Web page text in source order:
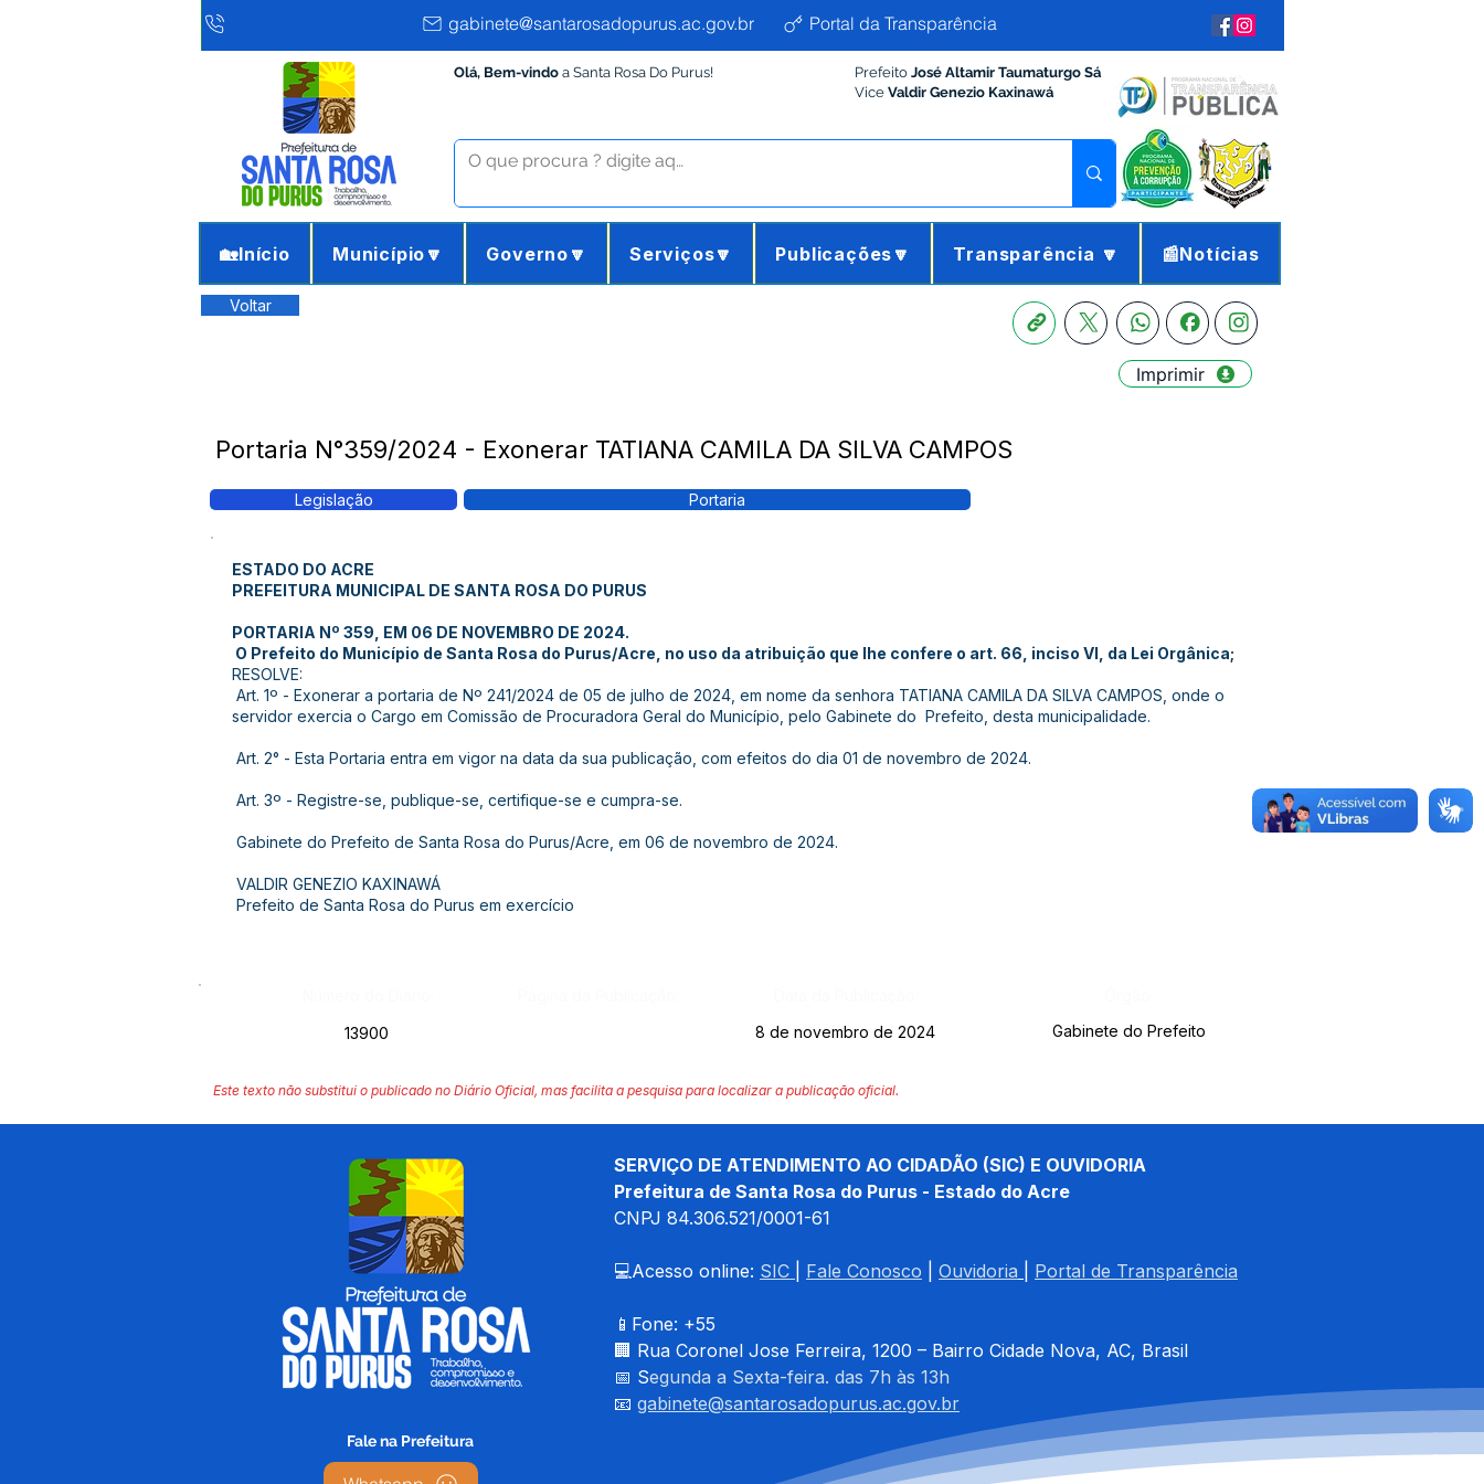
gabinete@santarosadopurus.ac.gov.br Portal da Transparência
Olá, Bem-vindo a Santa Rosa Do Purus! Prefeito José Altamir Taumaturgo Sá
Vice Valdir Genezio Kaxinawá
🏡Início Município🔽 Governo🔽 Serviços🔽 Publicações🔽 Transparência 🔽 📰Notícias
Voltar
Imprimir
Portaria N°359/2024 - Exonerar TATIANA CAMILA DA SILVA CAMPOS
Legislação Portaria
ESTADO DO ACRE
PREFEITURA MUNICIPAL DE SANTA ROSA DO PURUS
PORTARIA Nº 359, EM 06 DE NOVEMBRO DE 2024.
O Prefeito do Município de Santa Rosa do Purus/Acre, no uso da atribuição que lhe confere o art. 66, inciso VI, da Lei Orgânica;
RESOLVE:
Art. 1º - Exonerar a portaria de Nº 241/2024 de 05 de julho de 2024, em nome da senhora TATIANA CAMILA DA SILVA CAMPOS, onde o
servidor exercia o Cargo em Comissão de Procuradora Geral do Município, pelo Gabinete do Prefeito, desta municipalidade.
Art. 2° - Esta Portaria entra em vigor na data da sua publicação, com efeitos do dia 01 de novembro de 2024.
Art. 3º - Registre-se, publique-se, certifique-se e cumpra-se.
Gabinete do Prefeito de Santa Rosa do Purus/Acre, em 06 de novembro de 2024.
VALDIR GENEZIO KAXINAWÁ
Prefeito de Santa Rosa do Purus em exercício
13900
8 de novembro de 2024 Gabinete do Prefeito
Este texto não substitui o publicado no Diário Oficial, mas facilita a pesquisa para localizar a publicação oficial.
SERVIÇO DE ATENDIMENTO AO CIDADÃO (SIC) E OUVIDORIA
Prefeitura de Santa Rosa do Purus - Estado do Acre
CNPJ 84.306.521/0001-61
💻Acesso online: SIC Fale Conosco Ouvidoria Portal de Transparência
📱Fone: +55
🏢 Rua Coronel Jose Ferreira, 1200 – Bairro Cidade Nova, AC, Brasil
📅 Segunda a Sexta-feira. das 7h às 13h
📧 gabinete@santarosadopurus.ac.gov.br
Fale na Prefeitura